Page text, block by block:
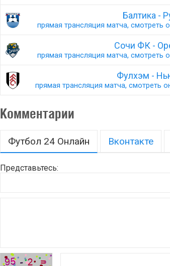
Балтика -
прямая трансляция матча, смотреть
Сочи ФК -
прямая трансляция матча, смотреть
Фулхэм -
прямая трансляция матча, смотреть
Комментарии
Футбол 24 Онлайн Вконтакте
Представьтесь: